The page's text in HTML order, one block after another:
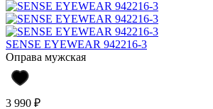
SENSE EYEWEAR 942216-3
Оправа мужская
3 990 ₽